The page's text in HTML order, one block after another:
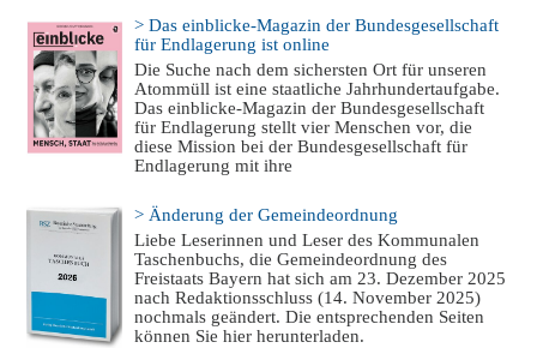
> Das einblicke-Magazin der Bundesgesellschaft
für Endlagerung ist online
Die Suche nach dem sichersten Ort für unseren
Atommüll ist eine staatliche Jahrhundertaufgabe.
Das einblicke-Magazin der Bundesgesellschaft
für Endlagerung stellt vier Menschen vor, die
diese Mission bei der Bundesgesellschaft für
Endlagerung mit ihre
> Änderung der Gemeindeordnung
Liebe Leserinnen und Leser des Kommunalen
Taschenbuchs, die Gemeindeordnung des
Freistaats Bayern hat sich am 23. Dezember 2025
nach Redaktionsschluss (14. November 2025)
nochmals geändert. Die entsprechenden Seiten
können Sie hier herunterladen.